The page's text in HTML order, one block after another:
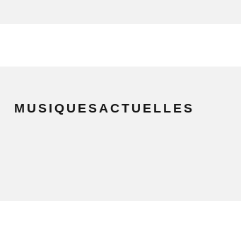
MUSIQUESACTUELLES